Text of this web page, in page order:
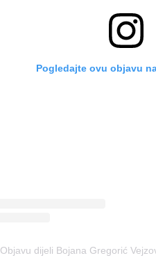
Pogledajte ovu objavu
Objavu dijeli Bojana Gregorić